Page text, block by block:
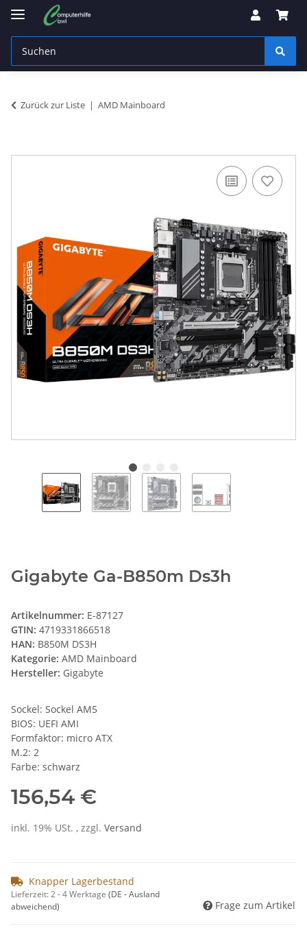
Zurück zur Liste AMD Mainboard
Gigabyte Ga-B850m Ds3h
Artikelnummer: E-87127
GTIN: 4719331866518
HAN: B850M DS3H
Kategorie: AMD Mainboard
Hersteller: Gigabyte
Sockel: Sockel AM5
BIOS: UEFI AMI
Formfaktor: micro ATX
M.2: 2
Farbe: schwarz
156,54 €
inkl. 19% USt. , zzgl. Versand
Knapper Lagerbestand
Lieferzeit:2 - 4 Werktage (DE - Ausland
abweichend)
Frage zum Artikel